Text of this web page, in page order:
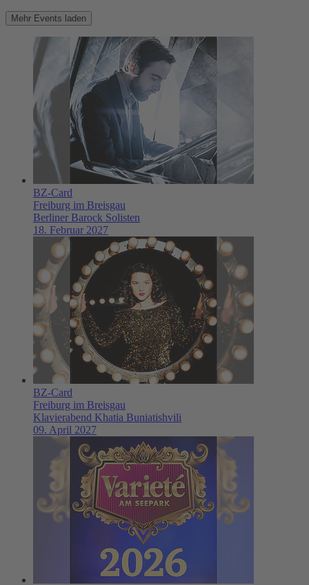
Mehr Events laden
BZ-Card
Freiburg im Breisgau
Berliner Barock Solisten
18. Februar 2027
BZ-Card
Freiburg im Breisgau
Klavierabend Khatia Buniatishvili
09. April 2027